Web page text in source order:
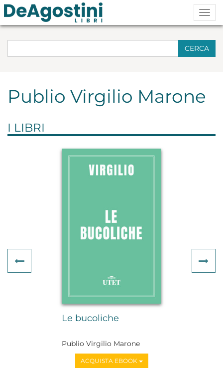
CERCA
Publio Virgilio Marone
I LIBRI
Le bucoliche
Publio Virgilio Marone
ACQUISTA EBOOK
Previous